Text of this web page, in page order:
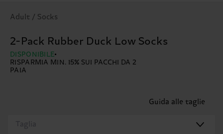
Adult / Socks
2-Pack Rubber Duck Low Socks
DISPONIBILE
RISPARMIA MIN. 15% SUI PACCHI DA 2
PAIA
Guida alle taglie
Taglia